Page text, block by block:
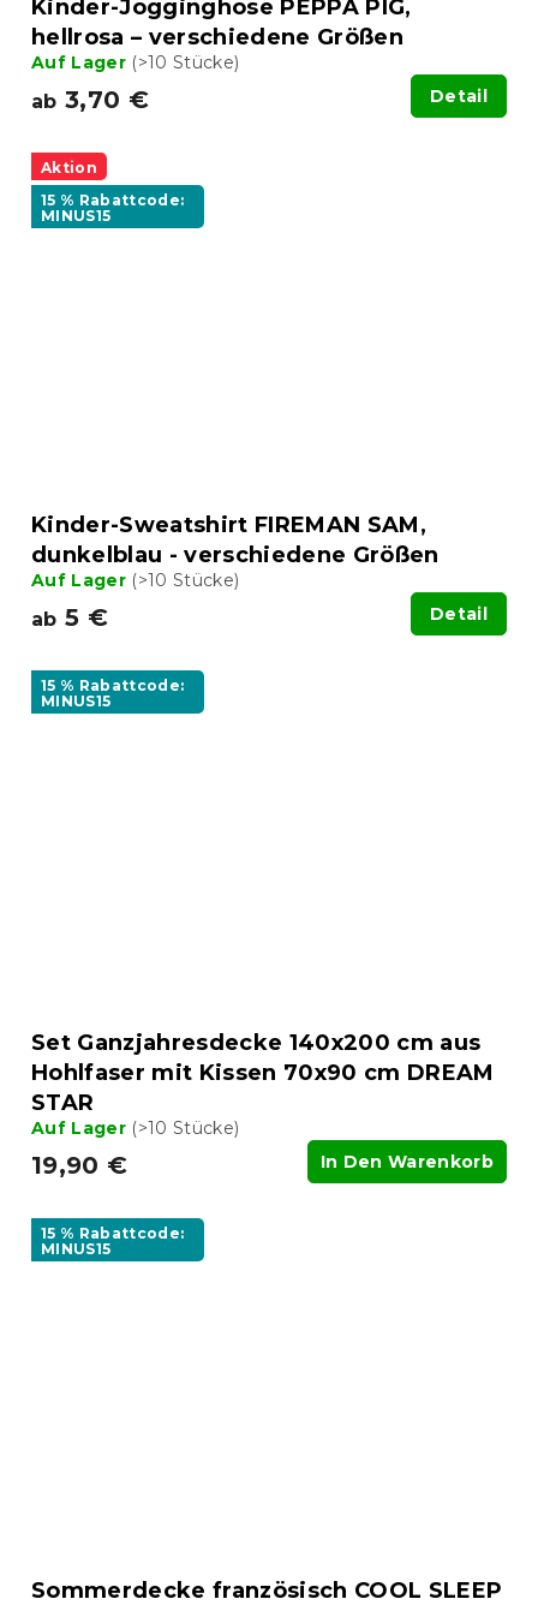
Kinder-Jogginghose PEPPA PIG,
hellrosa – verschiedene Größen
Auf Lager (>10 Stücke)
ab 3,70 € Detail
Aktion
15 % Rabattcode:
MINUS15
Kinder-Sweatshirt FIREMAN SAM,
dunkelblau - verschiedene Größen
Auf Lager (>10 Stücke)
ab 5 € Detail
15 % Rabattcode:
MINUS15
Set Ganzjahresdecke 140x200 cm aus
Hohlfaser mit Kissen 70x90 cm DREAM
STAR
Auf Lager (>10 Stücke)
19,90 € In Den Warenkorb
15 % Rabattcode:
MINUS15
Sommerdecke französisch COOL SLEEP